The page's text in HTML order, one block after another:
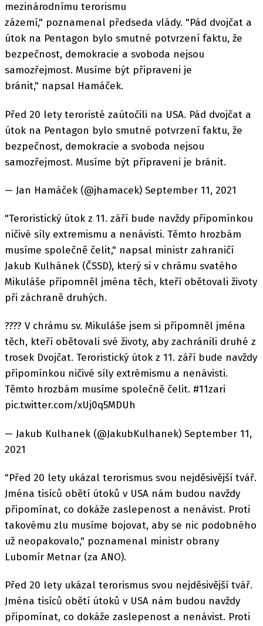
mezinárodnímu terorismu
zázemí," poznamenal předseda vlády. "Pád dvojčat a
útok na Pentagon bylo smutné potvrzení faktu, že
bezpečnost, demokracie a svoboda nejsou
samozřejmost. Musíme být připraveni je
bránit," napsal Hamáček.
Před 20 lety teroristé zaútočili na USA. Pád dvojčat a
útok na Pentagon bylo smutné potvrzení faktu, že
bezpečnost, demokracie a svoboda nejsou
samozřejmost. Musíme být připraveni je bránit.
— Jan Hamáček (@jhamacek) September 11, 2021
"Teroristický útok z 11. září bude navždy připomínkou
ničivé síly extremismu a nenávisti. Těmto hrozbám
musíme společně čelit," napsal ministr zahraničí
Jakub Kulhánek (ČSSD), který si v chrámu svatého
Mikuláše připomněl jména těch, kteří obětovali životy
při záchraně druhých.
???? V chrámu sv. Mikuláše jsem si připomněl jména
těch, kteří obětovali své životy, aby zachránili druhé z
trosek Dvojčat. Teroristický útok z 11. září bude navždy
připomínkou ničivé síly extrémismu a nenávisti.
Těmto hrozbám musíme společně čelit. #11zari
pic.twitter.com/xUj0q5MDUh
— Jakub Kulhanek (@JakubKulhanek) September 11,
2021
"Před 20 lety ukázal terorismus svou nejděsivější tvář.
Jména tisíců obětí útoků v USA nám budou navždy
připomínat, co dokáže zaslepenost a nenávist. Proti
takovému zlu musíme bojovat, aby se nic podobného
už neopakovalo," poznamenal ministr obrany
Lubomír Metnar (za ANO).
Před 20 lety ukázal terorismus svou nejděsivější tvář.
Jména tisíců obětí útoků v USA nám budou navždy
připomínat, co dokáže zaslepenost a nenávist. Proti